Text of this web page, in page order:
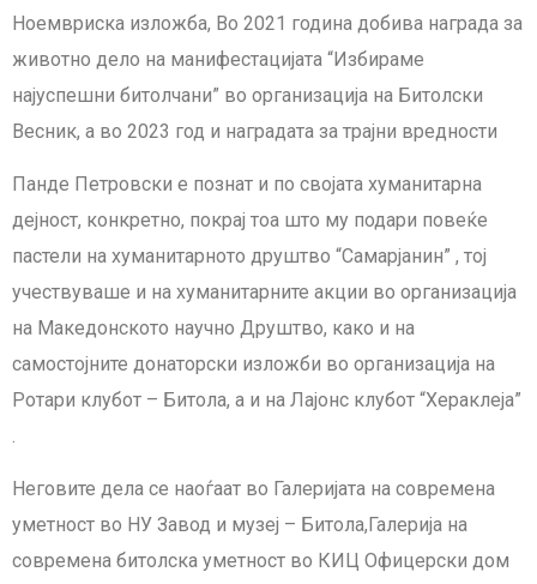
Ноемвриска изложба, Во 2021 година добива награда за
животно дело на манифестацијата “Избираме
најуспешни битолчани” во организација на Битолски
Весник, а во 2023 год и наградата за трајни вредности
Панде Петровски е познат и по својата хуманитарна
дејност, конкретно, покрај тоа што му подари повеќе
пастели на хуманитарното друштво “Самарјанин” , тој
учествуваше и на хуманитарните акции во организација
на Македонското научно Друштво, како и на
самостојните донаторски изложби во организација на
Ротари клубот – Битола, а и на Лајонс клубот “Хераклеја”
.
Неговите дела се наоѓаат во Галеријата на современа
уметност во НУ Завод и музеј – Битола,Галерија на
современа битолска уметност во КИЦ Офицерски дом